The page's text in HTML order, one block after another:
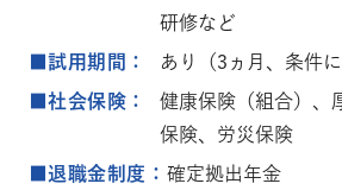
研修など
■試用期間： あり（3ヵ月、条件に
■社会保険：
健康保険（組合）、
保険、労災保険
■退職金制度： 確定拠出年金